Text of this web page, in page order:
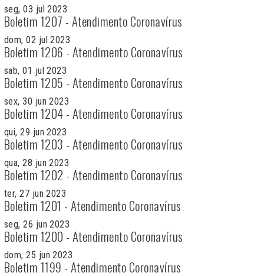
seg, 03 jul 2023
Boletim 1207 - Atendimento Coronavírus
dom, 02 jul 2023
Boletim 1206 - Atendimento Coronavírus
sab, 01 jul 2023
Boletim 1205 - Atendimento Coronavírus
sex, 30 jun 2023
Boletim 1204 - Atendimento Coronavírus
qui, 29 jun 2023
Boletim 1203 - Atendimento Coronavírus
qua, 28 jun 2023
Boletim 1202 - Atendimento Coronavírus
ter, 27 jun 2023
Boletim 1201 - Atendimento Coronavírus
seg, 26 jun 2023
Boletim 1200 - Atendimento Coronavírus
dom, 25 jun 2023
Boletim 1199 - Atendimento Coronavírus